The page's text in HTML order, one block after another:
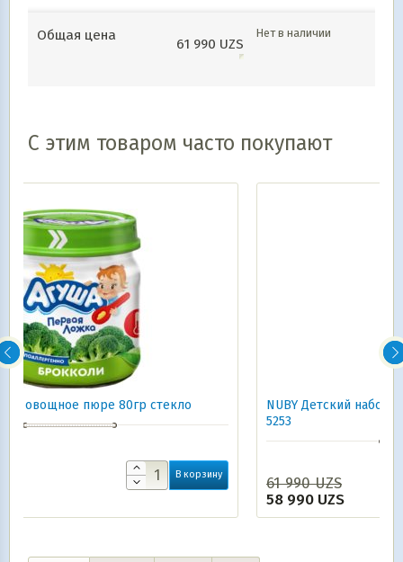
Общая цена
61 990 UZS
Нет в наличии
С этим товаром часто покупают
NUBY Детский набор тренировочный: ложка и вилка
5253
UZS
В корзину